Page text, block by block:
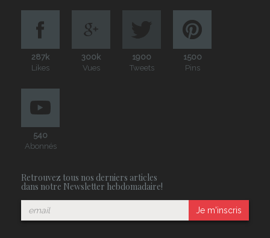
287k
Likes
300k
Vues
1900
Tweets
1500
Pins
540
Abonnés
Retrouvez tous nos derniers articles
dans notre Newsletter hebdomadaire!
Je m'inscris